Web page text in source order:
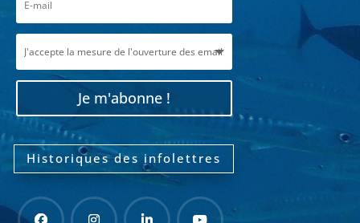
Je m'abonne !
Historiques des infolettres